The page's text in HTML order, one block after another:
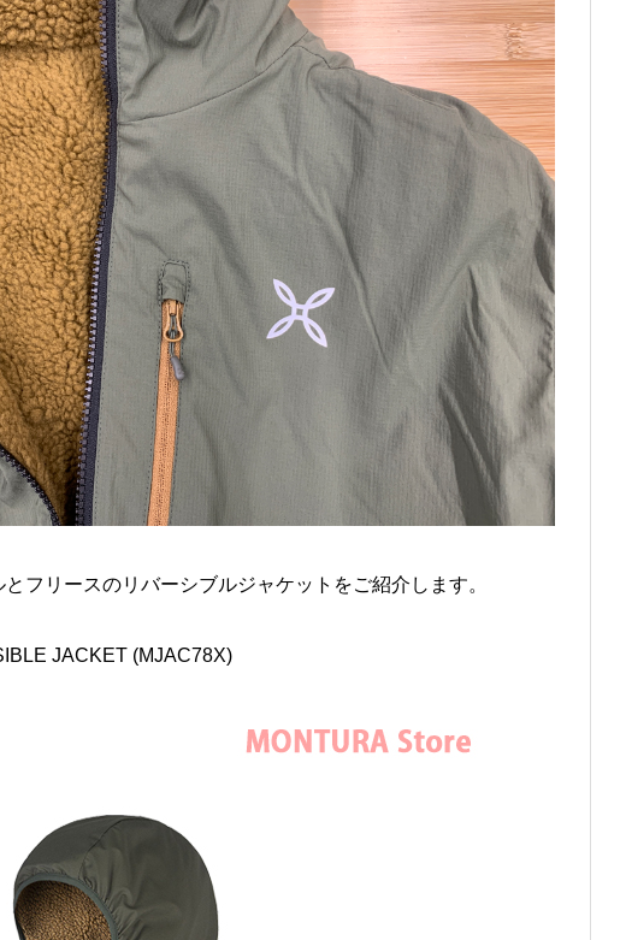
フリースのリバーシブルジャケットをご紹介します。
JACKET (MJAC78X)